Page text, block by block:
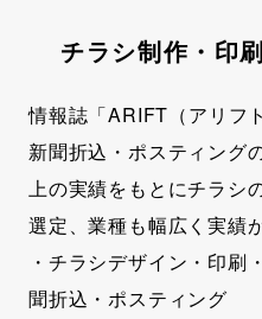
チラシ制作・印
情報誌「ARIFT（アリフ
新聞折込・ポスティング
上の実績をもとにチラシ
選定、業種も幅広く実績
・チラシデザイン・印刷
聞折込・ポスティング